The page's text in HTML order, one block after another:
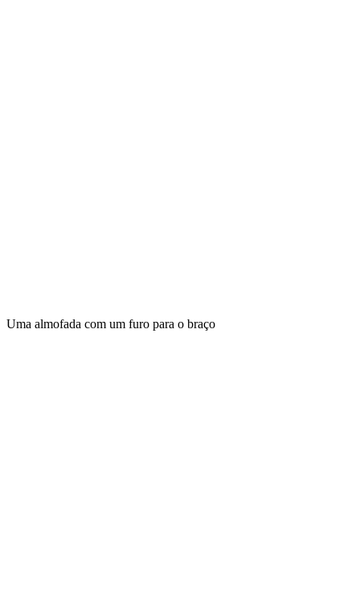
Uma almofada com um furo para o braço